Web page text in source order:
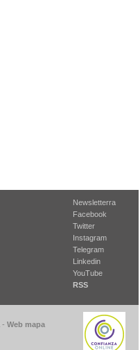
Newsletterra
Facebook
Twitter
Instagram
Telegram
Linkedin
YouTube
RSS
- Web mapa